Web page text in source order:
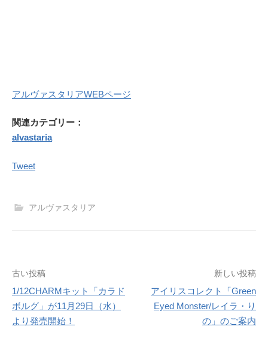
アルヴァスタリアWEBページ
関連カテゴリー：
alvastaria
Tweet
アルヴァスタリア
投
稿
ナ
古い投稿
1/12CHARMキット「カラド
ボルグ」が11月29日（水）
より発売開始！
新しい投稿
アイリスコレクト「Green
Eyed Monster/レイラ・り
の」のご案内